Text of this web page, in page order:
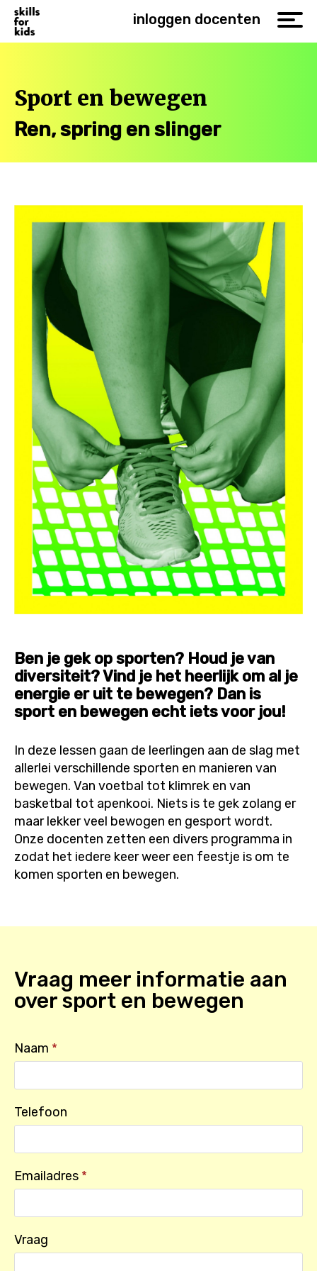
inloggen docenten
Sport en bewegen
Ren, spring en slinger
Ben je gek op sporten? Houd je van
diversiteit? Vind je het heerlijk om al je
energie er uit te bewegen? Dan is
sport en bewegen echt iets voor jou!
In deze lessen gaan de leerlingen aan de slag met
allerlei verschillende sporten en manieren van
bewegen. Van voetbal tot klimrek en van
basketbal tot apenkooi. Niets is te gek zolang er
maar lekker veel bewogen en gesport wordt.
Onze docenten zetten een divers programma in
zodat het iedere keer weer een feestje is om te
komen sporten en bewegen.
Vraag meer informatie aan
oversport en bewegen
Naam *
Telefoon
Emailadres *
Vraag